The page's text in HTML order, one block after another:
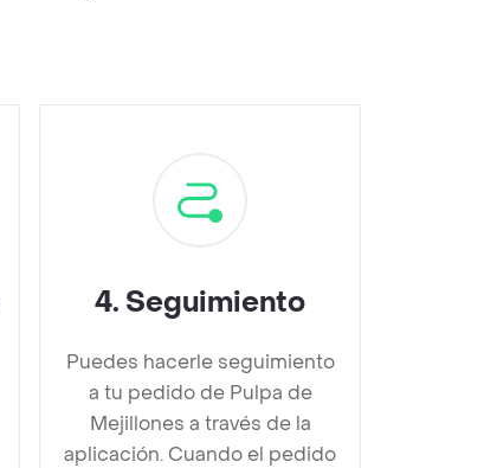
4. Seguimiento
Puedes hacerle seguimiento
a tu pedido de Pulpa de
Mejillones a través de la
aplicación. Cuando el pedido